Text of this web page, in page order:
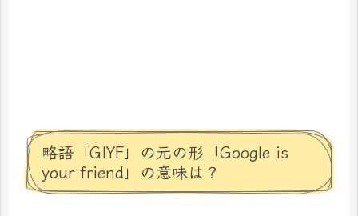
略語「GIYF」の元の形「Google is
your friend」の意味は？